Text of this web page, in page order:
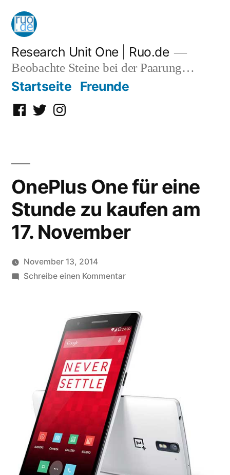
Zum
Inhalt
springen
Research Unit One | Ruo.de
Beobachte Steine bei der Paarung…
Startseite Freunde
Facebook
TwitterInstagram
OnePlus One für eine
Stunde zu kaufen am
17. November
Veröffentlicht
soundbites
November 13, 2014
Schreibe einen Kommentarzu
für
eine
Stunde
zu
kaufen
17.